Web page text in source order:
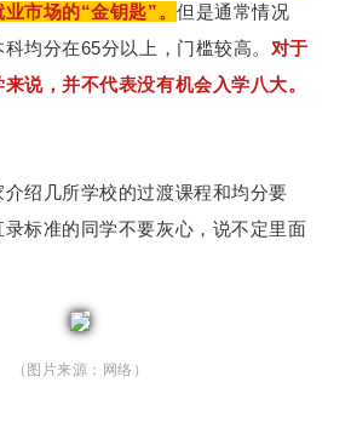
市场的“金钥匙”。但是通常情况
均分在65分以上，门槛较高。 对于
说，并不代表没有机会入学八大。
绍几所学校的过渡课程和均分要
标准的同学不要灰心，说不定里面
（图片来源：网络）